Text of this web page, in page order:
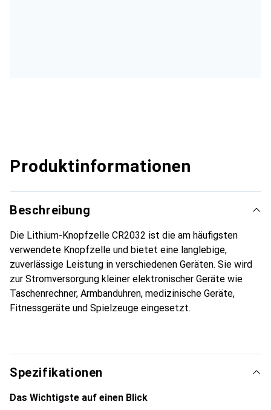
Produktinformationen
Beschreibung
Die Lithium-Knopfzelle CR2032 ist die am häufigsten
verwendete Knopfzelle und bietet eine langlebige,
zuverlässige Leistung in verschiedenen Geräten. Sie wird
zur Stromversorgung kleiner elektronischer Geräte wie
Taschenrechner, Armbanduhren, medizinische Geräte,
Fitnessgeräte und Spielzeuge eingesetzt.
Spezifikationen
Das Wichtigste auf einen Blick